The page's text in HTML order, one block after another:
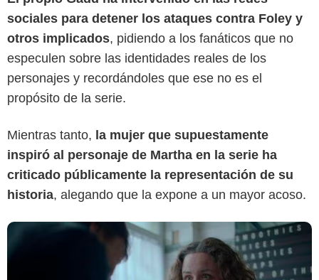
sociales para detener los ataques contra Foley y
otros implicados, pidiendo a los fanáticos que no
especulen sobre las identidades reales de los
personajes y recordándoles que ese no es el
propósito de la serie.
Mientras tanto, la mujer que supuestamente
inspiró al personaje de Martha en la serie ha
criticado públicamente la representación de su
historia, alegando que la expone a un mayor acoso.
Netflix